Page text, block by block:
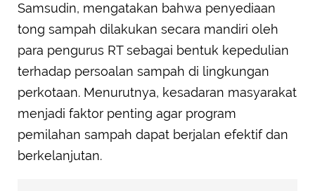
Samsudin, mengatakan bahwa penyediaan
tong sampah dilakukan secara mandiri oleh
para pengurus RT sebagai bentuk kepedulian
terhadap persoalan sampah di lingkungan
perkotaan. Menurutnya, kesadaran masyarakat
menjadi faktor penting agar program
pemilahan sampah dapat berjalan efektif dan
berkelanjutan.